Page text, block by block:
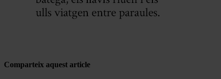
Comparteix aquest article